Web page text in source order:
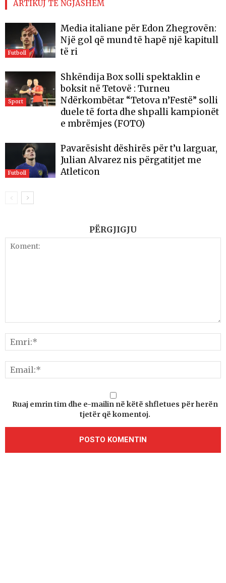
ARTIKUJ TË NGJASHËM
Futboll
Media italiane për Edon Zhegrovën:
Një gol që mund të hapë një kapitull
të ri
Sport
Shkëndija Box solli spektaklin e
boksit në Tetovë : Turneu
Ndërkombëtar “Tetova n’Festë” solli
duele të forta dhe shpalli kampionët
e mbrëmjes (FOTO)
Futboll
Pavarësisht dëshirës për t’u larguar,
Julian Alvarez nis përgatitjet me
Atleticon
PËRGJIGJU
Ruaj emrin tim dhe e-mailin në këtë shfletues për herën
tjetër që komentoj.